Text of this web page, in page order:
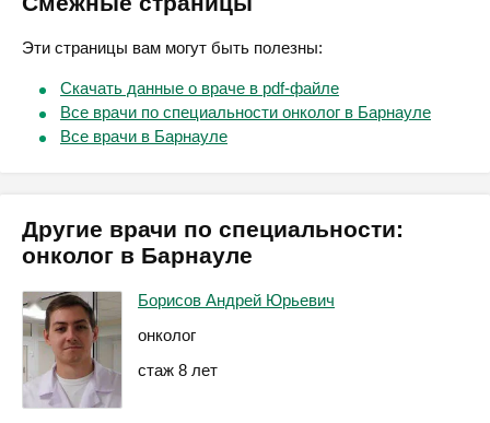
Эти страницы вам могут быть полезны:
Скачать данные о враче в pdf-файле
Все врачи по специальности онколог в Барнауле
Все врачи в Барнауле
Другие врачи по специальности:
онколог в Барнауле
Борисов Андрей Юрьевич
онколог
стаж 8 лет